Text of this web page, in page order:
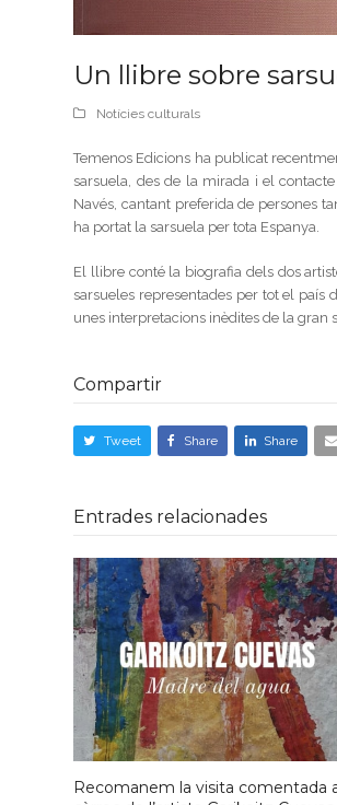
Un llibre sobre
Notícies culturals
Temenos Edicions ha publicat
sarsuela, des de la mirada i el
Navés, cantant preferida de persones
ha portat la sarsuela per tota Espanya.
El llibre conté la biografia dels dos
sarsueles representades per tot el
unes interpretacions inèdites de la gran
Compartir
Tweet Share Share
Entrades relacionades
Recomanem la visita comentada